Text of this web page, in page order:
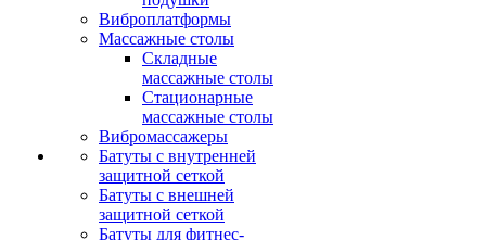
Виброплатформы
Массажные столы
Складные
массажные столы
Стационарные
массажные столы
Вибромассажеры
Батуты с внутренней
защитной сеткой
Батуты с внешней
защитной сеткой
Батуты для фитнес-